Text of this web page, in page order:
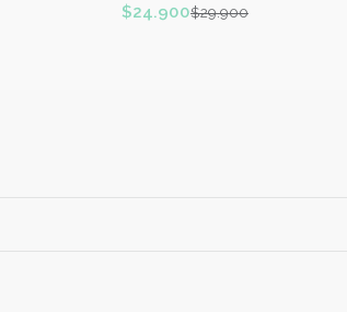
$24.900$29.900